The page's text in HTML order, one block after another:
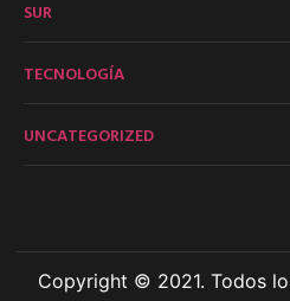
SUR
TECNOLOGÍA
UNCATEGORIZED
Copyright © 2021. Todos